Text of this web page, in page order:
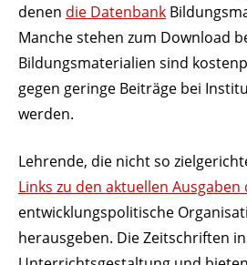
denen die Datenbank
Manche stehen zum Download
Bildungs­ma­te­rialien sind
gegen geringe Beiträge bei
werden.
Lehrende, die nicht so
Links zu den aktu­ellen
entwick­lungs­po­li­tische
heraus­geben. Die Zeit­schriften